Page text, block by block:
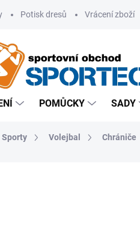
Potisk dresů Vrácení zboží
POMŮCKY SADY
Sporty Volejbal Chrániče